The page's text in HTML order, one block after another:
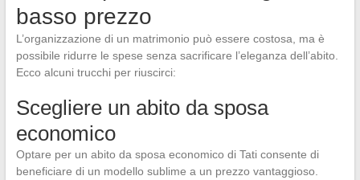
basso prezzo
L’organizzazione di un matrimonio può essere costosa, ma è
possibile ridurre le spese senza sacrificare l’eleganza dell’abito.
Ecco alcuni trucchi per riuscirci:
Scegliere un abito da sposa
economico
Optare per un abito da sposa economico di Tati consente di
beneficiare di un modello sublime a un prezzo vantaggioso.